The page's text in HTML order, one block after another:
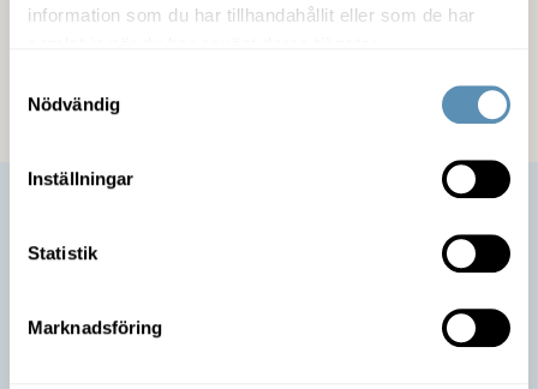
information som du har tillhandahållit eller som de har
Nödvändig
Inställningar
Statistik
Marknadsföring